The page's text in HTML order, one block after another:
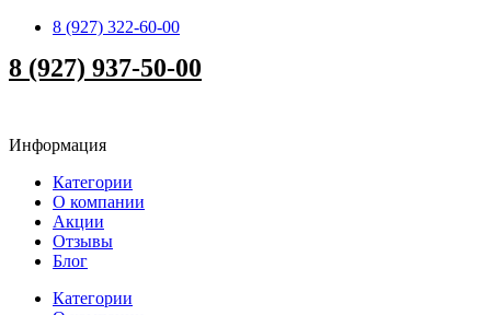
8 (927) 322-60-00
8 (927) 937-50-00
Информация
Категории
О компании
Акции
Отзывы
Блог
Категории